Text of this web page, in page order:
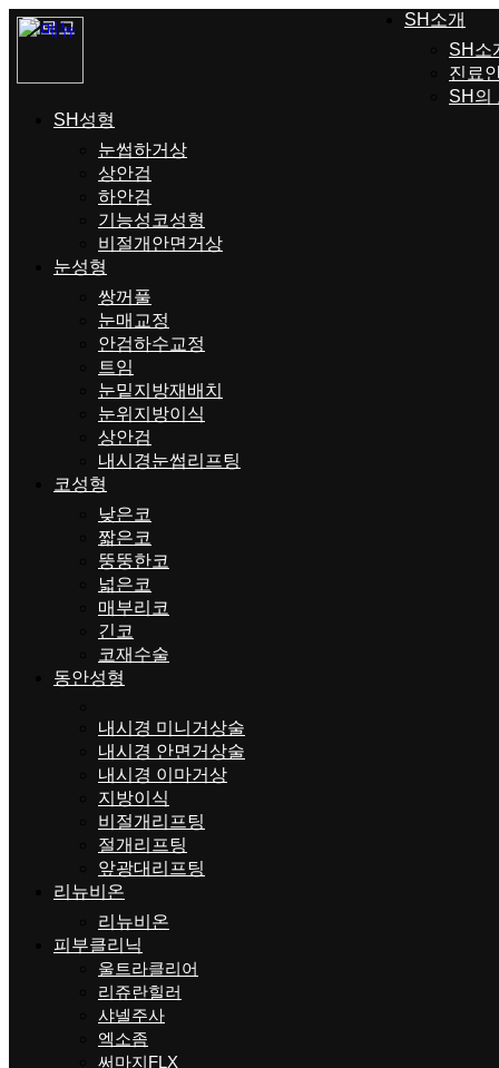
SH소개
SH소
진료
SH의
SH성형
눈썹하거상
상안검
하안검
기능성코성형
비절개안면거상
눈성형
쌍꺼풀
눈매교정
안검하수교정
트임
눈밑지방재배치
눈위지방이식
상안검
내시경눈썹리프팅
코성형
낮은코
짧은코
뚱뚱한코
넓은코
매부리코
긴코
코재수술
동안성형
내시경 미니거상술
내시경 안면거상술
내시경 이마거상
지방이식
비절개리프팅
절개리프팅
앞광대리프팅
리뉴비온
리뉴비온
피부클리닉
울트라클리어
리쥬란힐러
샤넬주사
엑소좀
써마지FLX